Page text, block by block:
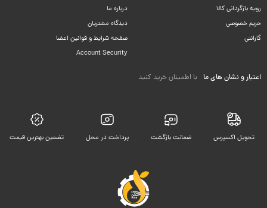
رویه بازگردانی کالا
حریم خصوصی
گارانتی
درباره ما
دیدگاه مشتریان
صفحه شرایط و قوانین اعضا
Account Security
اعتبار و نشان های ما با اطمینان خرید کنید
تحویل اکسپرس ضمانت بازگشت پرداخت در محل تضمین بهترین قیمت